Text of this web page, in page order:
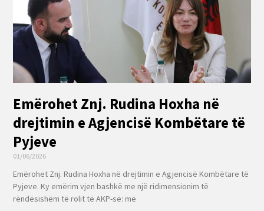
Emërohet Znj. Rudina Hoxha në
drejtimin e Agjencisë Kombëtare të
Pyjeve
01/06/2026
Emërohet Znj. Rudina Hoxha në drejtimin e Agjencisë Kombëtare të
Pyjeve. Ky emërim vjen bashkë me një ridimensionim të
rëndësishëm të rolit të AKP-së: më